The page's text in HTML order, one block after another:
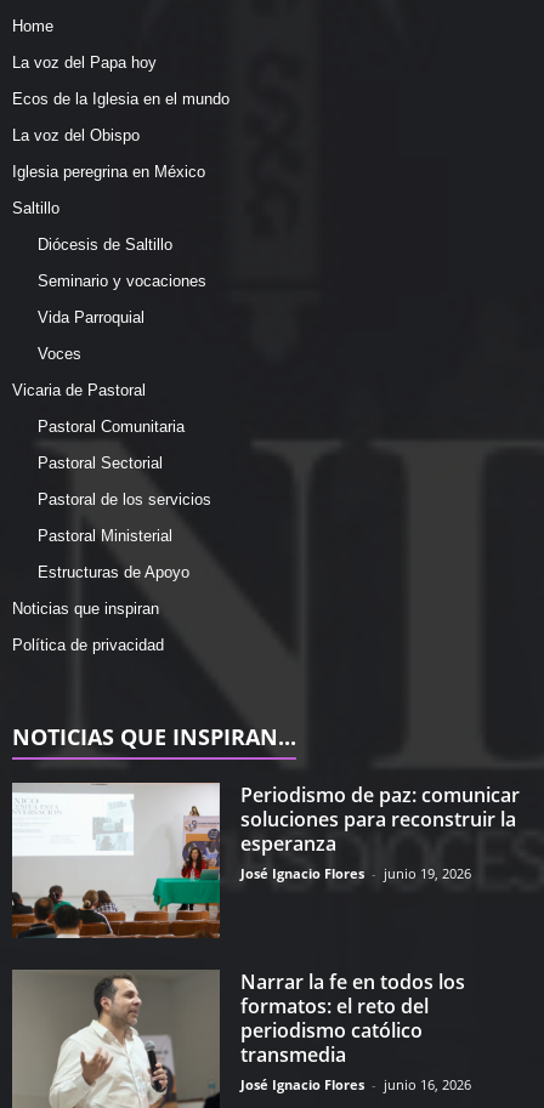
Home
La voz del Papa hoy
Ecos de la Iglesia en el mundo
La voz del Obispo
Iglesia peregrina en México
Saltillo
Diócesis de Saltillo
Seminario y vocaciones
Vida Parroquial
Voces
Vicaria de Pastoral
Pastoral Comunitaria
Pastoral Sectorial
Pastoral de los servicios
Pastoral Ministerial
Estructuras de Apoyo
Noticias que inspiran
Política de privacidad
NOTICIAS QUE INSPIRAN...
Periodismo de paz: comunicar
soluciones para reconstruir la
esperanza
José Ignacio Flores - junio 19, 2026
Narrar la fe en todos los
formatos: el reto del
periodismo católico
transmedia
José Ignacio Flores - junio 16, 2026